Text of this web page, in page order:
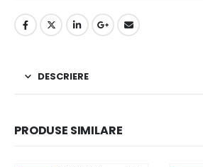
DESCRIERE
PRODUSE SIMILARE